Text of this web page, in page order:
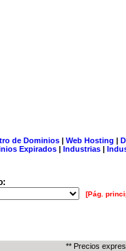
de Dominios| Web Hosting |
Expirados | Industrias |
[Pág.
** Precios